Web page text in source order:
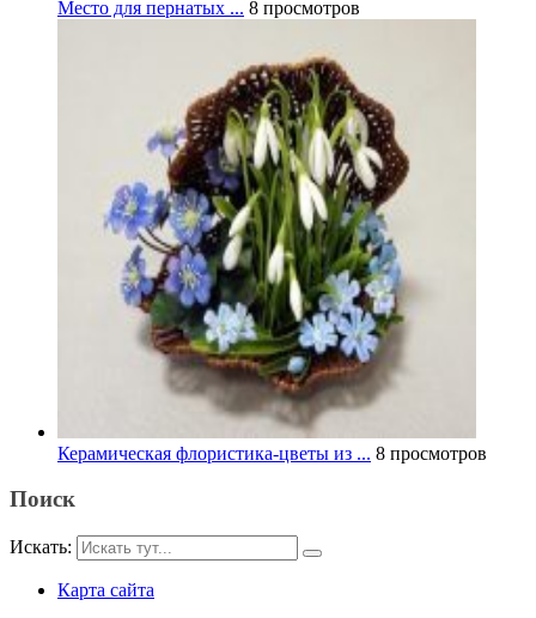
Место для пернатых ... 8 просмотров
Керамическая флористика-цветы из ... 8 просмотров
Поиск
Искать:
Карта сайта